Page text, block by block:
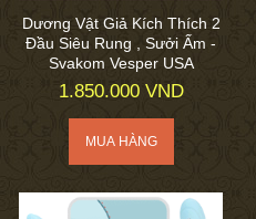
Dương Vật Giả Kích Thích 2
Đầu Siêu Rung , Sưởi Ấm -
Svakom Vesper USA
1.850.000 VND